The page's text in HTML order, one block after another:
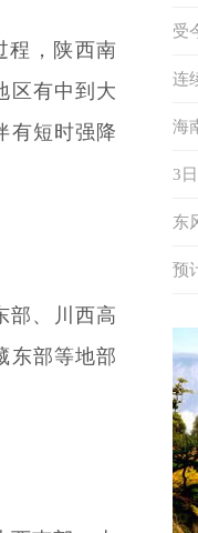
程，陕西南
区有中到大
有短时强降
部、川西高
东部等地部
动
受
海
连
辆
海
天
3
出
东
答
预